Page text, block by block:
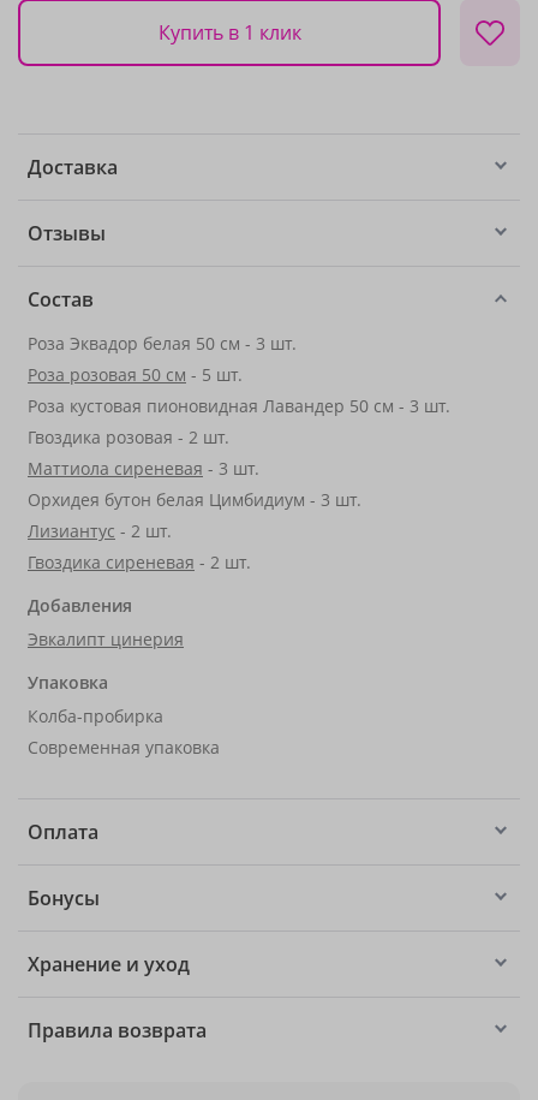
Купить в 1 клик
Доставка
Отзывы
Состав
Роза Эквадор белая 50 см - 3 шт.
Роза розовая 50 см - 5 шт.
Роза кустовая пионовидная Лавандер 50 см - 3 шт.
Гвоздика розовая - 2 шт.
Маттиола сиреневая - 3 шт.
Орхидея бутон белая Цимбидиум - 3 шт.
Лизиантус - 2 шт.
Гвоздика сиреневая - 2 шт.
Добавления
Эвкалипт цинерия
Упаковка
Колба-пробирка
Современная упаковка
Оплата
Бонусы
Хранение и уход
Правила возврата